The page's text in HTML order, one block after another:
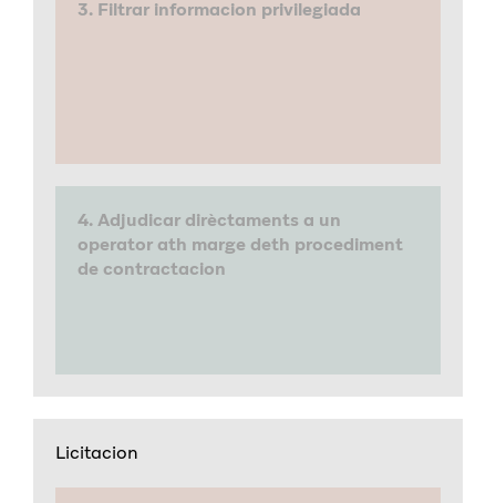
3. Filtrar informacion privilegiada
4. Adjudicar dirèctaments a un
operator ath marge deth procediment
de contractacion
Licitacion